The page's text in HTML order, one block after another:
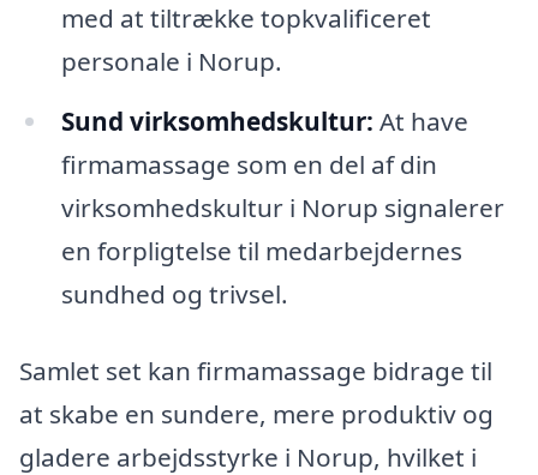
med at tiltrække topkvalificeret
personale i Norup.
Sund virksomhedskultur: At have
firmamassage som en del af din
virksomhedskultur i Norup signalerer
en forpligtelse til medarbejdernes
sundhed og trivsel.
Samlet set kan firmamassage bidrage til
at skabe en sundere, mere produktiv og
gladere arbejdsstyrke i Norup, hvilket i